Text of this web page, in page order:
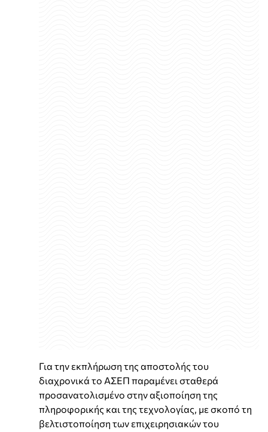
Για την εκπλήρωση της αποστολής του
διαχρονικά το ΑΣΕΠ παραμένει σταθερά
προσανατολισμένο στην αξιοποίηση της
πληροφορικής και της τεχνολογίας, με σκοπό τη
βελτιστοποίηση των επιχειρησιακών του